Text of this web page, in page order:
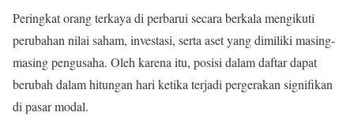
Peringkat orang terkaya di perbarui secara berkala mengikuti
perubahan nilai saham, investasi, serta aset yang dimiliki masing-
masing pengusaha. Oleh karena itu, posisi dalam daftar dapat
berubah dalam hitungan hari ketika terjadi pergerakan signifikan
di pasar modal.